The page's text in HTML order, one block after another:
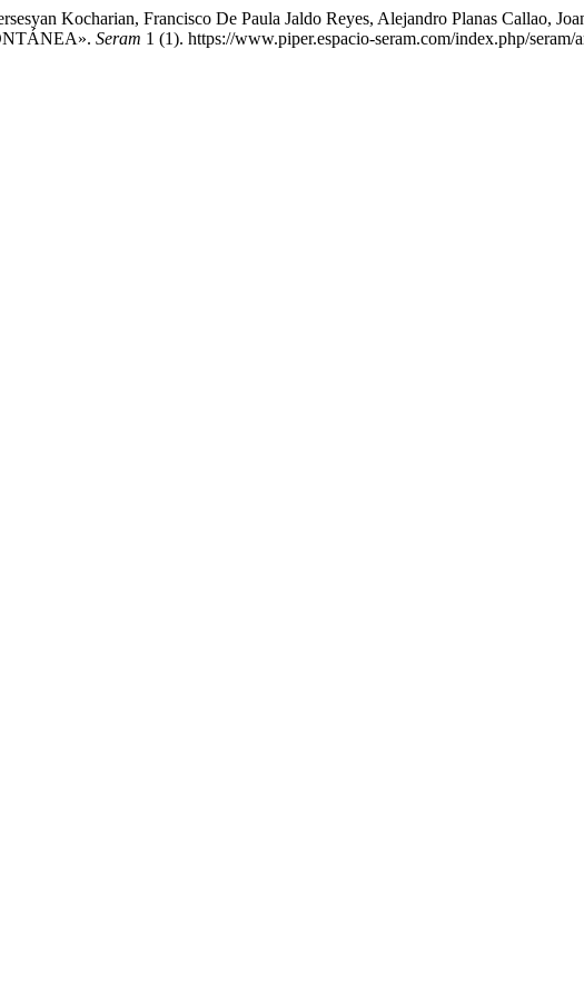
Kocharian, Francisco De Paula Jaldo Reyes, Alejandro Planas
Seram 1 (1). https://www.piper.espacio-seram.com/index.php/seram/